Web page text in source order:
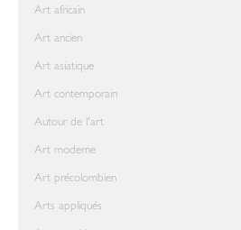
Art africain
Art ancien
Art asiatique
Art contemporain
Autour de l'art
Art moderne
Art précolombien
Arts appliqués